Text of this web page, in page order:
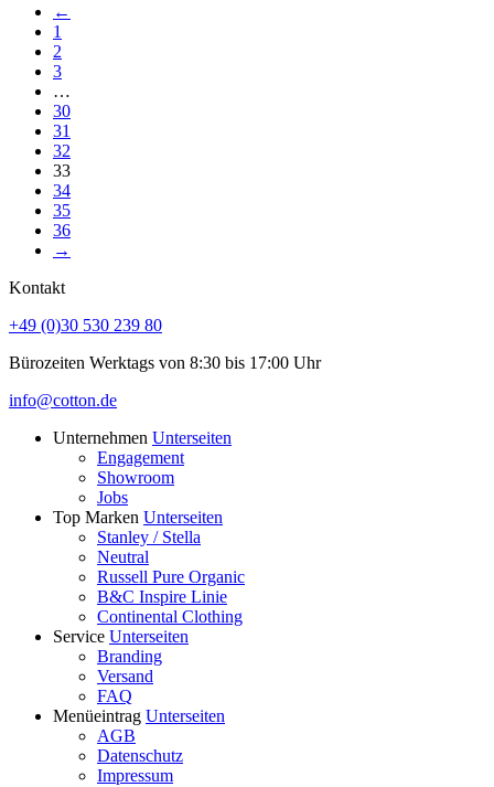
←
1
2
3
…
30
31
32
33
34
35
36
→
Kontakt
+49 (0)30 530 239 80
Bürozeiten Werktags von 8:30 bis 17:00 Uhr
info@cotton.de
Unternehmen Unterseiten
Engagement
Showroom
Jobs
Top Marken Unterseiten
Stanley / Stella
Neutral
Russell Pure Organic
B&C Inspire Linie
Continental Clothing
Service Unterseiten
Branding
Versand
FAQ
Menüeintrag Unterseiten
AGB
Datenschutz
Impressum